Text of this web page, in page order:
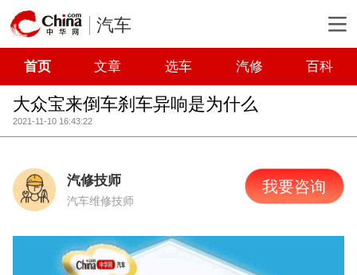
汽车
首页 文章 选车 汽修 百科
大众宝来倒车刹车异响是为什么
2021-11-10 16:43:22
汽修技师
汽车维修技师
我要咨询